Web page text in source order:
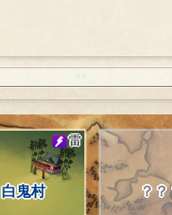
白鬼村
雷
？？